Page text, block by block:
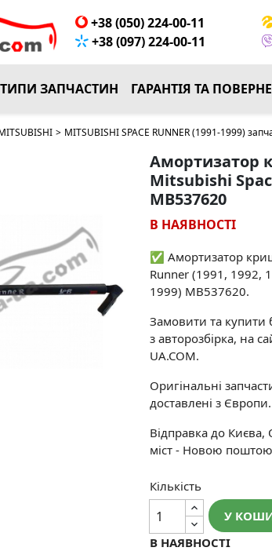
+38 (050) 224-00-11
+38 (097) 224-00-11
ТИПИ ЗАПЧАСТИН ГАРАНТІЯ ТА
> MITSUBISHI SPACE RUNNER (1991-1999)
Амортизатор
Mitsubishi
MB537620
В НАЯВНОСТІ
✅ Амортизатор
Runner (1991, 1992,
1999) MB537620.
Замовити та купити
з авторозбірка, на
UA.COM.
Оригінальні
доставлені з Європи.
Відправка до Києва,
міст - Новою
Кількість
У
В НАЯВНОСТІ